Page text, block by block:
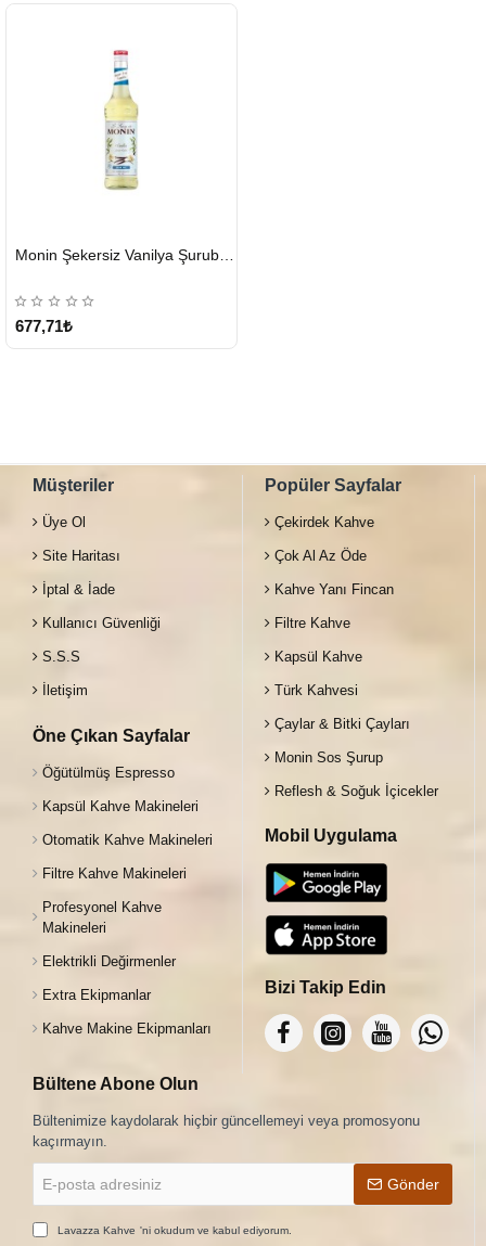
GÖNDERİ
677,71₺
Müşteriler
Üye Ol
Site Haritası
İptal & İade
Kullanıcı Güvenliği
S.S.S
İletişim
Öne Çıkan Sayfalar
Öğütülmüş Espresso
Kapsül Kahve Makineleri
Otomatik Kahve Makineleri
Filtre Kahve Makineleri
Profesyonel Kahve
Makineleri
Elektrikli Değirmenler
Extra Ekipmanlar
Kahve Makine Ekipmanları
Popüler Sayfalar
Çekirdek Kahve
Çok Al Az Öde
Kahve Yanı Fincan
Filtre Kahve
Kapsül Kahve
Türk Kahvesi
Çaylar & Bitki Çayları
Monin Sos Şurup
Reflesh & Soğuk İçicekler
Mobil Uygulama
Bizi Takip Edin
Bültene Abone Olun
Bültenimize kaydolarak hiçbir güncellemeyi veya promosyonu
kaçırmayın.
posta
adresiniz
Gönder
Lavazza Kahve 'ni okudum ve kabul ediyorum.